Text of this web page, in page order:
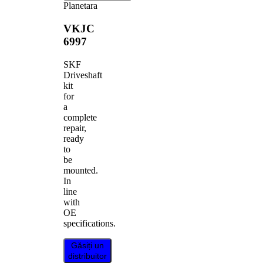
Planetara
VKJC
6997
SKF
Driveshaft
kit
for
a
complete
repair,
ready
to
be
mounted.
In
line
with
OE
specifications.
Găsiți un
distribuitor